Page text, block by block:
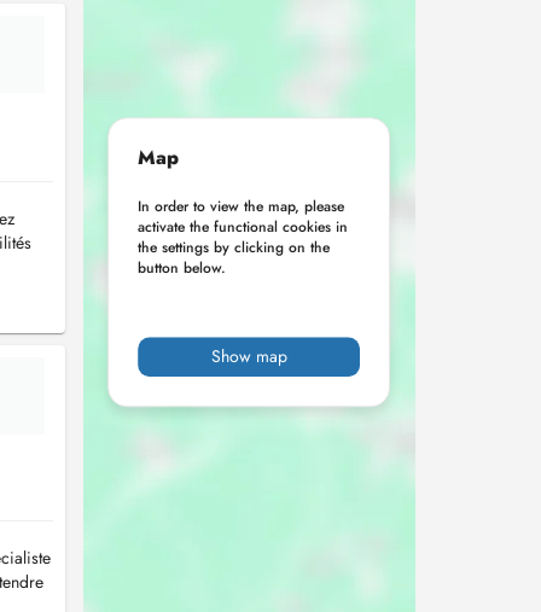
Map
In order to view the map, please
activate the functional cookies in
the settings by clicking on the
button below.
Show map